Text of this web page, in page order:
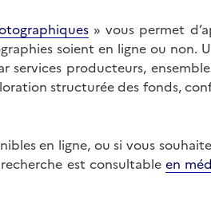
» vous permet
soient en ligne ou non.
services producteurs,
structurée des fonds,
en ligne, ou si vous
est consultable en